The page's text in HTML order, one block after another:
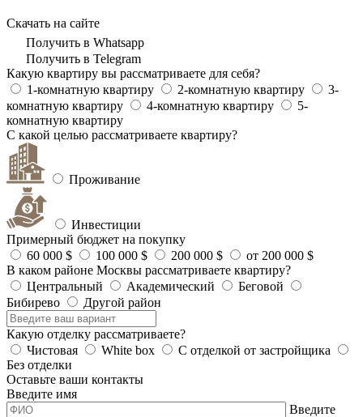
Скачать на сайте
Получить в Whatsapp
Получить в Telegram
Какую квартиру вы рассматриваете для себя?
1-комнатную квартиру
2-комнатную квартиру
3-
комнатную квартиру
4-комнатную квартиру
5-
комнатную квартиру
С какой целью рассматриваете квартиру?
Проживание
Инвестиции
Примерный бюджет на покупку
60 000 $
100 000 $ 200 000 $
от 200 000 $
В каком районе Москвы рассматриваете квартиру?
Центральный
Академический
Беговой
Бибирево
Другой район
Какую отделку рассматриваете?
Чистовая
White box
С отделкой от застройщика
Без отделки
Оставьте ваши контакты
Введите имя
Введите